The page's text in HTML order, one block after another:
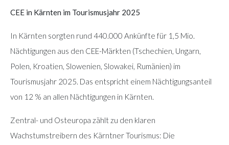
CEE in Kärnten im Tourismusjahr 2025
In Kärnten sorgten rund 440.000 Ankünfte für 1,5 Mio.
Nächtigungen aus den CEE-Märkten (Tschechien, Ungarn,
Polen, Kroatien, Slowenien, Slowakei, Rumänien) im
Tourismusjahr 2025. Das entspricht einem Nächtigungsanteil
von 12 % an allen Nächtigungen in Kärnten.
Zentral- und Osteuropa zählt zu den klaren
Wachstumstreibern des Kärntner Tourismus: Die